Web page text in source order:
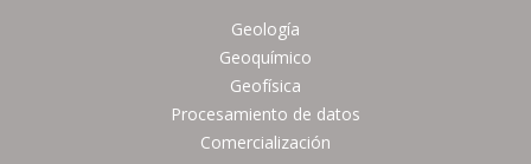
Geología
Geoquímico
Geofísica
Procesamiento de datos
Comercialización